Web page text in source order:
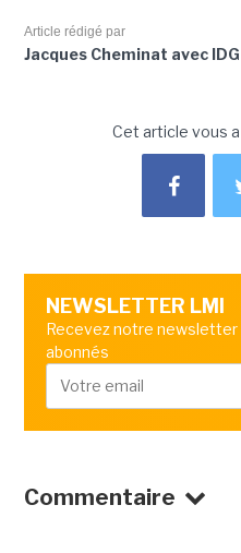
Article rédigé par
Jacques Cheminat avec IDG
Cet article vous a
NEWSLETTER LMI
Recevez notre
abonnés
Commentaire